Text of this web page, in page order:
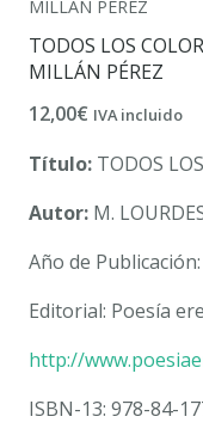
MILLÁN PÉREZ
TODOS LOS
MILLÁN PÉREZ
12,00€ IVA incluido
Título: TODOS
Autor: M.
Año de
Editorial: Poesía
http://
ISBN-13: 978-84-